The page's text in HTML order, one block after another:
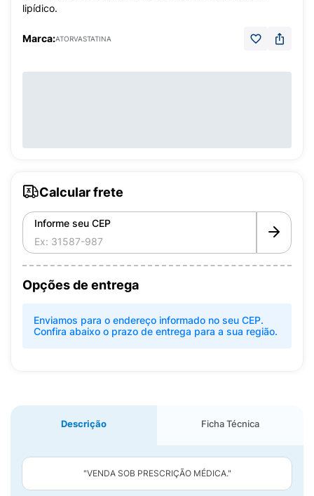
lipídico.
Marca:ATORVASTATINA
Calcular frete
Informe seu CEP
Opções de entrega
Enviamos para o endereço informado no seu CEP.
Confira abaixo o prazo de entrega para a sua região.
Descrição Ficha Técnica
"VENDA SOB PRESCRIÇÃO MÉDICA."